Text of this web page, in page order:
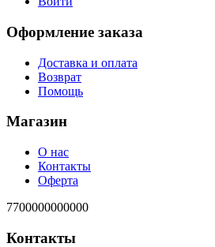
Оформление заказа
Доставка и оплата
Возврат
Помощь
Магазин
О нас
Контакты
Оферта
7700000000000
Контакты